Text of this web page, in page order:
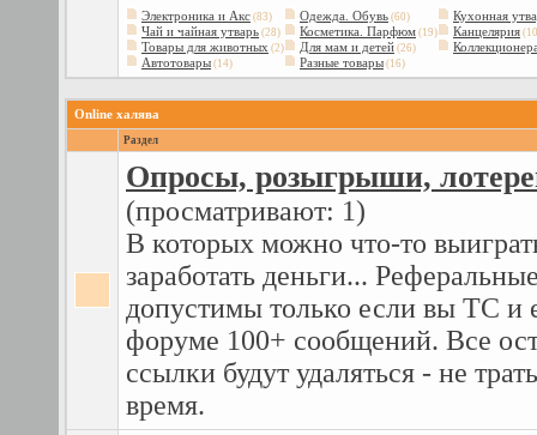
Электроника и Акс (83) Одежда. Обувь (60)
Кухонная
Чай и чайная утварь (28) Косметика. Парфюм (19) Канцелярия
Товары для животных (2) Для мам и детей (26)
Автотовары (14) Разные товары (16)
Online халява
Раздел
Опросы, розыгрыши,
(просматривают: 1)
В которых можно что-то
заработать деньги...
допустимы только если вы ТС и
форуме 100+ сообщений. Все
ссылки будут удаляться - не
время.